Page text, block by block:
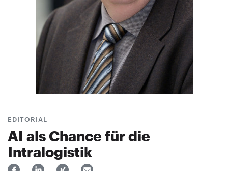
EDITORIAL
AI als Chance für die
Intralogistik